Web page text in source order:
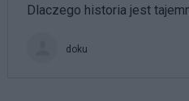
Dlaczego historia jest
doku